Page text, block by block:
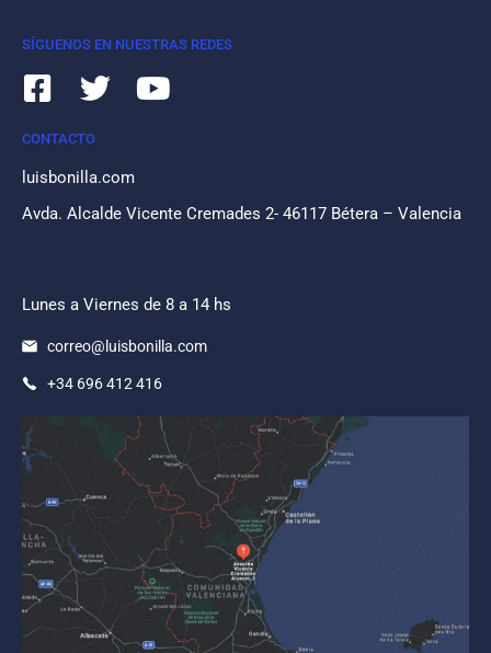
SÍGUENOS EN NUESTRAS REDES
CONTACTO
luisbonilla.com
Avda. Alcalde Vicente Cremades 2- 46117 Bétera – Valencia
Lunes a Viernes de 8 a 14 hs
correo@luisbonilla.com
+34 696 412 416